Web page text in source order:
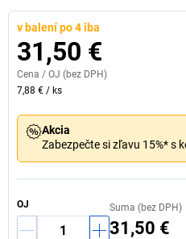
v balení po 4 iba
31,50 €
Cena / OJ (bez DPH)
7,88 € / ks
Akcia
Zabezpečte si zľavu 15%* s
OJ Suma (bez DPH)
31,50 €